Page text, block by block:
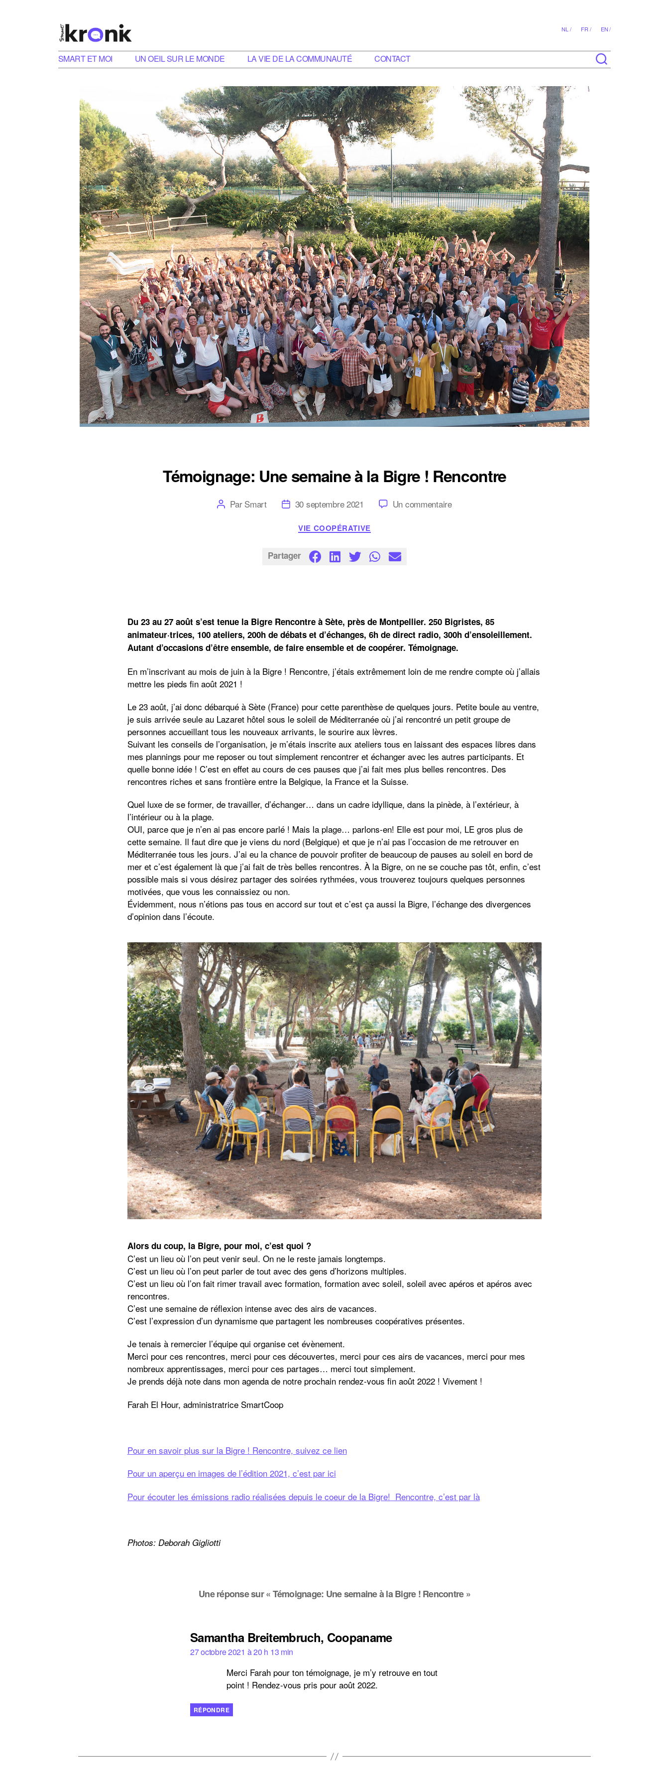
NL / FR / EN /
SMART ET MOI UN OEIL SUR LE MONDE LA VIE DE LA COMMUNAUTÉ CONTACT
Témoignage: Une semaine à la Bigre ! Rencontre
Auteur
de
Par Smart Date
de
30 septembre 2021 Un commentairesur
Catégories
VIE COOPÉRATIVE
Partager
Du 23 au 27 août s’est tenue la Bigre Rencontre à Sète, près de Montpellier. 250 Bigristes, 85
animateur·trices, 100 ateliers, 200h de débats et d’échanges, 6h de direct radio, 300h d’ensoleillement.
Autant d’occasions d’être ensemble, de faire ensemble et de coopérer. Témoignage.
En m’inscrivant au mois de juin à la Bigre ! Rencontre, j’étais extrêmement loin de me rendre compte où j’allais
mettre les pieds fin août 2021 !
Le 23 août, j’ai donc débarqué à Sète (France) pour cette parenthèse de quelques jours. Petite boule au ventre,
je suis arrivée seule au Lazaret hôtel sous le soleil de Méditerranée où j’ai rencontré un petit groupe de
personnes accueillant tous les nouveaux arrivants, le sourire aux lèvres.
Suivant les conseils de l’organisation, je m’étais inscrite aux ateliers tous en laissant des espaces libres dans
mes plannings pour me reposer ou tout simplement rencontrer et échanger avec les autres participants. Et
quelle bonne idée ! C’est en effet au cours de ces pauses que j’ai fait mes plus belles rencontres. Des
rencontres riches et sans frontière entre la Belgique, la France et la Suisse.
Quel luxe de se former, de travailler, d’échanger… dans un cadre idyllique, dans la pinède, à l’extérieur, à
l’intérieur ou à la plage.
OUI, parce que je n’en ai pas encore parlé ! Mais la plage… parlons-en! Elle est pour moi, LE gros plus de
cette semaine. Il faut dire que je viens du nord (Belgique) et que je n’ai pas l’occasion de me retrouver en
Méditerranée tous les jours. J’ai eu la chance de pouvoir profiter de beaucoup de pauses au soleil en bord de
mer et c’est également là que j’ai fait de très belles rencontres. À la Bigre, on ne se couche pas tôt, enfin, c’est
possible mais si vous désirez partager des soirées rythmées, vous trouverez toujours quelques personnes
motivées, que vous les connaissiez ou non.
Évidemment, nous n’étions pas tous en accord sur tout et c’est ça aussi la Bigre, l’échange des divergences
d’opinion dans l’écoute.
Alors du coup, la Bigre, pour moi, c’est quoi ?
C’est un lieu où l’on peut venir seul. On ne le reste jamais longtemps.
C’est un lieu où l’on peut parler de tout avec des gens d’horizons multiples.
C’est un lieu où l’on fait rimer travail avec formation, formation avec soleil, soleil avec apéros et apéros avec
rencontres.
C’est une semaine de réflexion intense avec des airs de vacances.
C’est l’expression d’un dynamisme que partagent les nombreuses coopératives présentes.
Je tenais à remercier l’équipe qui organise cet évènement.
Merci pour ces rencontres, merci pour ces découvertes, merci pour ces airs de vacances, merci pour mes
nombreux apprentissages, merci pour ces partages… merci tout simplement.
Je prends déjà note dans mon agenda de notre prochain rendez-vous fin août 2022 ! Vivement !
Farah El Hour, administratrice SmartCoop
Pour en savoir plus sur la Bigre ! Rencontre, suivez ce lien
Pour un aperçu en images de l’édition 2021, c’est par ici
Pour écouter les émissions radio réalisées depuis le coeur de la Bigre! Rencontre, c’est par là
Photos: Deborah Gigliotti
Une réponse sur « Témoignage: Une semaine à la Bigre ! Rencontre »
Samantha Breitembruch, Coopanamedit :
27 octobre 2021 à 20 h 13 min
Merci Farah pour ton témoignage, je m’y retrouve en tout
point ! Rendez-vous pris pour août 2022.
RÉPONDRE